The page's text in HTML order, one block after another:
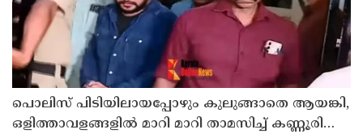
പൊലിസ് പിടിയിലായപ്പോഴും കുലുങ്ങാതെ ആയങ്കി,
ഒളിത്താവളങ്ങളില്‍ മാറി മാറി താമസിച്ച് കണ്ണൂരിലെ